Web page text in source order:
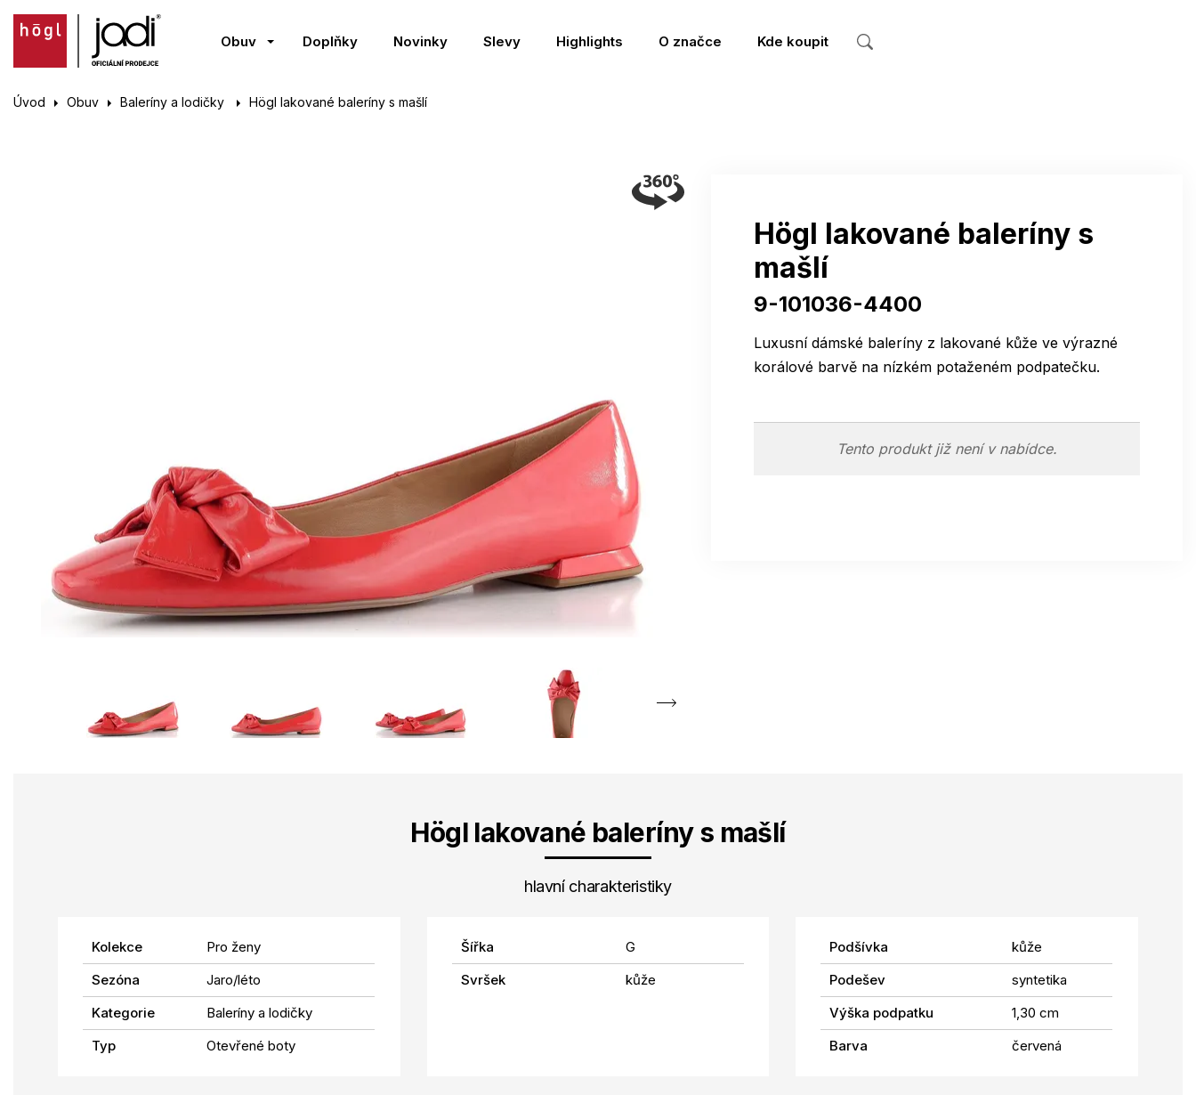
Obuv Doplňky Novinky Slevy Highlights O značce Kde koupit
Úvod Obuv Baleríny a lodičky Högl lakované baleríny s mašlí
Högl lakované baleríny s
mašlí
9-101036-4400
Luxusní dámské baleríny z lakované kůže ve výrazné
korálové barvě na nízkém potaženém podpatečku.
Tento produkt již není v nabídce.
Högl lakované baleríny s mašlí
hlavní charakteristiky
Kolekce
Pro ženy
Sezóna
Jaro/léto
Kategorie
Baleríny a lodičky
Typ
Otevřené boty
Šířka
G
Svršek
kůže
Podšívka
kůže
Podešev
syntetika
Výška podpatku
1,30 cm
Barva
červená